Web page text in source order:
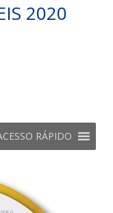
2020
RÁPIDO